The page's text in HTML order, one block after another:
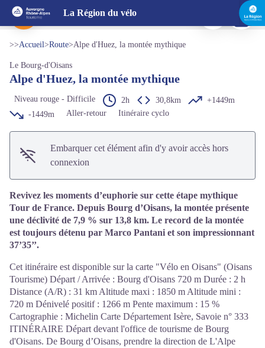
La Région du vélo
Arrivée sur l'Alpe d'Huez - beallet.com
Voir l'image en plein écran
>>Accueil>Route>Alpe d'Huez, la montée mythique
Le Bourg-d'Oisans
Alpe d'Huez, la montée mythique
Niveau rouge - Difficile 2h 30,8km
+1449m
-1449m
Aller-retour Itinéraire cyclo
Embarquer cet élément afin d'y avoir accès hors
connexion
Revivez les moments d’euphorie sur cette étape mythique
Tour de France. Depuis Bourg d’Oisans, la montée présente
une déclivité de 7,9 % sur 13,8 km. Le record de la montée
est toujours détenu par Marco Pantani et son impressionnant
37’35’’.
Cet itinéraire est disponible sur la carte "Vélo en Oisans" (Oisans
Tourisme) Départ / Arrivée : Bourg d'Oisans 720 m Durée : 2 h
Distance (A/R) : 31 km Altitude maxi : 1850 m Altitude mini :
720 m Dénivelé positif : 1266 m Pente maximum : 15 %
Cartographie : Michelin Carte Département Isère, Savoie n° 333
ITINÉRAIRE Départ devant l'office de tourisme de Bourg
d'Oisans. De Bourg d’Oisans, prendre la direction de L'Alpe